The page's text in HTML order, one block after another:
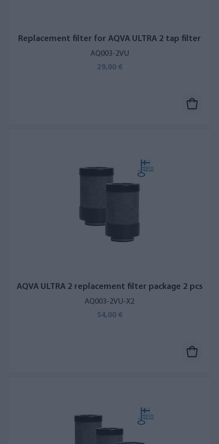
Replacement filter for AQVA ULTRA 2 tap filter
AQ003-2VU
29,00 €
AQVA ULTRA 2 replacement filter package 2 pcs
AQ003-2VU-X2
54,00 €